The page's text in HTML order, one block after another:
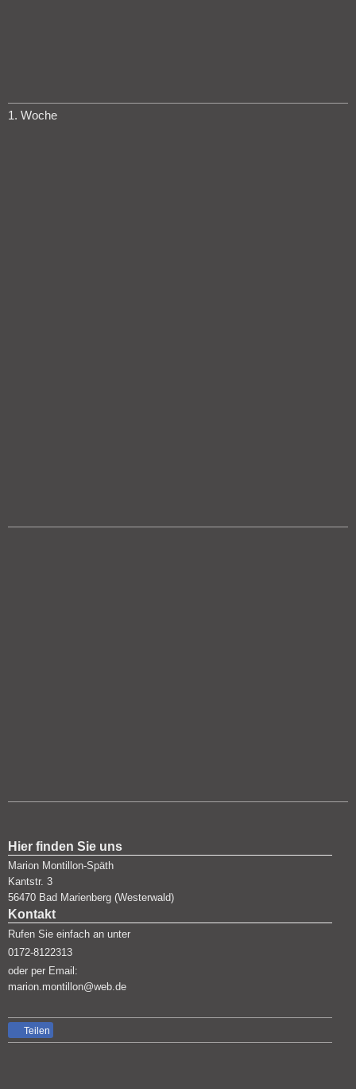
1. Woche
Hier finden Sie uns
Marion Montillon-Späth
Kantstr. 3
56470 Bad Marienberg (Westerwald)
Kontakt
Rufen Sie einfach an unter
0172-8122313
oder per Email:
marion.montillon@web.de
Teilen